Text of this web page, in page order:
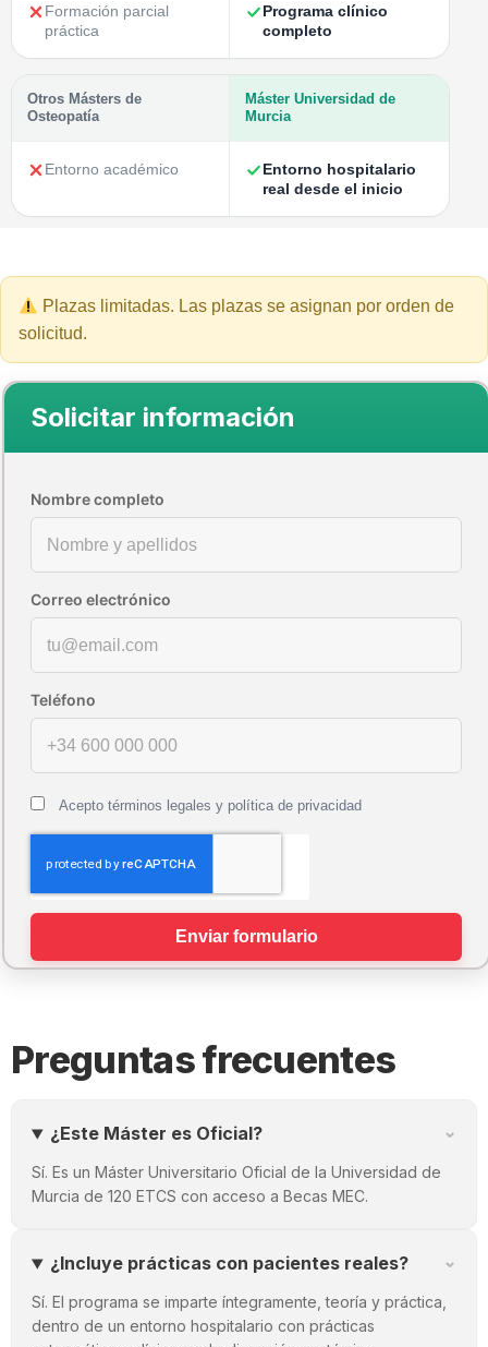
Formación parcial
práctica
Programa clínico
completo
Otros Másters de
Osteopatía
Máster Universidad de
Murcia
Entorno académico
Entorno hospitalario
real desde el inicio
Plazas limitadas. Las plazas se asignan por orden de
solicitud.
Solicitar información
Acepto términos legales y política de privacidad
Enviar formulario
Preguntas frecuentes
¿Este Máster es Oficial? ⌄
Sí. Es un Máster Universitario Oficial de la Universidad de
Murcia de 120 ETCS con acceso a Becas MEC.
¿Incluye prácticas con pacientes reales? ⌄
Sí. El programa se imparte íntegramente, teoría y práctica,
dentro de un entorno hospitalario con prácticas